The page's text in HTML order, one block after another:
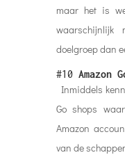
maar het is
doelgroep dan
#10 Amazon
Inmiddels
Go shops
Amazon
van de